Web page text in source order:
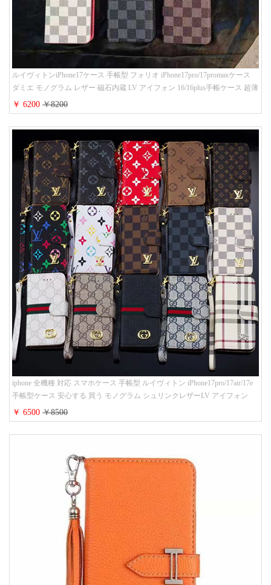
ルイヴィトンiPhone17ケース 手帳型 フォリオ iPhone17pro/17promaxケース
ダミエ モノグラム レザー 磁石内蔵 LV アイフォン 16/16plus手帳ケース 超薄
ビジネス風 メンズ レディース おしゃれ ブランドiphone15/14/13手帳型スマ
ホケース お 揃い
￥ 6200￥8200
iphone 全機種 対応 スマホケース 手帳型 ルイヴィトン iPhone17pro/17air/17e
手帳型ケース 安心する 買う モノグラム シュリンクレザーLV アイフォン
16/16promaxスマホケース 手帳 多機能 グッチiphone15pro/14/13携帯ケース 大
人 レディース メンズ ストラップ付き
￥ 6500￥8500